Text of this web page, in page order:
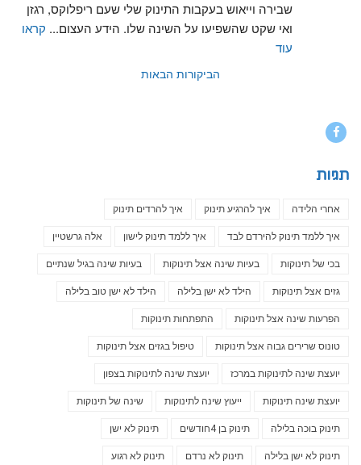
ואי שקט שהשפיעו על השינה שלו. הידע העצום... קראו
עוד
הביקורות הבאות
תגיות
אחרי הלידה איך להרגיע תינוק איך להרדים תינוק
איך ללמד תינוק להירדם לבד איך ללמד תינוק לישון אלה גרשטיין
בכי של תינוקות בעיות שינה אצל תינוקות בעיות שינה בגיל שנתיים
גזים אצל תינוקות הילד לא ישן בלילה הילד לא ישן טוב בלילה
הפרעות שינה אצל תינוקות התפתחות תינוקות
טונוס שרירים גבוה אצל תינוקות טיפול בגזים אצל תינוקות
יועצת שינה לתינוקות במרכז יועצת שינה לתינוקות בצפון
יועצת שינה תינוקות ייעוץ שינה לתינוקות שינה של תינוקות
תינוק בוכה בלילה תינוק בן 4חודשים תינוק לא ישן
תינוק לא ישן בלילה תינוק לא נרדם תינוק לא רגוע